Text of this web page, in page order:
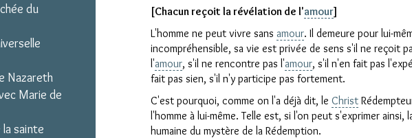
du
Nazareth
Marie de
sainte
[Chacun reçoit la révélation de l'amour]
L'homme ne peut vivre sans amour. Il demeure pour lui-
incompréhensible, sa vie est privée de sens s'il ne reçoit
l'amour, s'il ne rencontre pas l'amour, s'il n'en fait pas
fait pas sien, s'il n'y participe pas fortement.
C'est pourquoi, comme on l'a déjà dit, le Christ
l'homme à lui-même. Telle est, si l'on peut s'exprimer ainsi,
humaine du mystère de la Rédemption.